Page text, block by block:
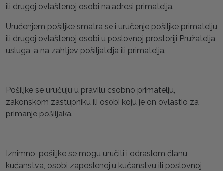
ili drugoj ovlaštenoj osobi na adresi primatelja.
Uručenjem pošiljke smatra se i uručenje pošiljke primatelju
ili drugoj ovlaštenoj osobi u poslovnoj prostoriji Pružatelja
usluga, a na zahtjev pošiljatelja ili primatelja.
Pošiljke se uručuju u pravilu osobno primatelju,
zakonskom zastupniku ili osobi koju je on ovlastio za
primanje pošiljaka.
Iznimno, pošiljke se mogu uručiti i odraslom članu
kućanstva, osobi zaposlenoj u kućanstvu ili poslovnoj